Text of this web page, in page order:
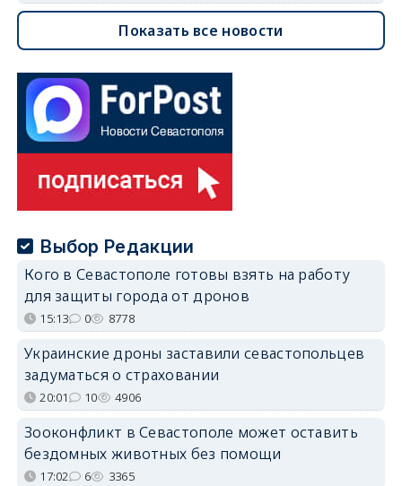
Показать все новости
Выбор Редакции
Кого в Севастополе готовы взять на работу
для защиты города от дронов
15:13 0 8778
Украинские дроны заставили севастопольцев
задуматься о страховании
20:01 10 4906
Зооконфликт в Севастополе может оставить
бездомных животных без помощи
17:02 6 3365